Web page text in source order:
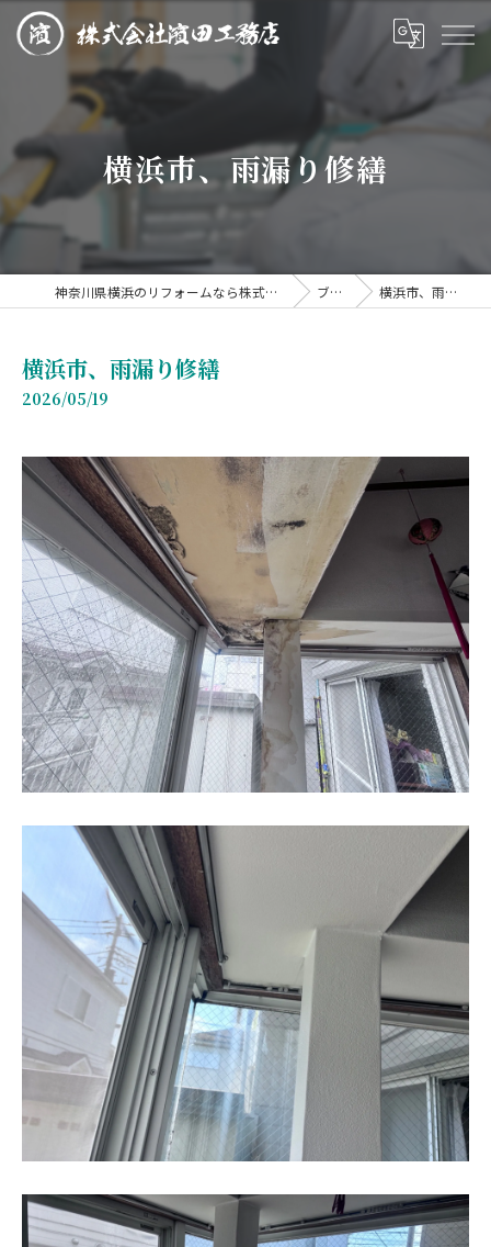
横浜市、雨漏り修繕
神奈川県横浜のリフォームなら株式会社濱田工務店 ブログ 横浜市、雨漏り修繕
横浜市、雨漏り修繕
2026/05/19